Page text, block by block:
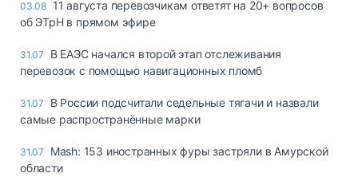
03.08 11 августа перевозчикам ответят на 20+ вопросов
об ЭТрН в прямом эфире
31.07
В ЕАЭС начался второй этап отслеживания
перевозок с помощью навигационных пломб
31.07
В России подсчитали седельные тягачи и назвали
самые распространённые марки
31.07
Mash: 153 иностранных фуры застряли в Амурской
области